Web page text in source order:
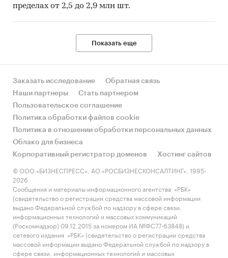
пределах от 2,5 до 2,9 млн шт.
Показать еще
Заказать исследование
Обратная связь
Наши партнеры
Стать партнером
Пользовательское соглашение
Политика обработки файлов cookie
Политика в отношении обработки персональных данных
Облако для бизнеса
Корпоративный регистратор доменов
Хостинг сайтов
© ООО «БИЗНЕСПРЕСС», АО «РОСБИЗНЕСКОНСАЛТИНГ», 1995-
2026.
Сообщения и материалы информационного агентства «РБК»
(свидетельство о регистрации средства массовой информации
выдано Федеральной службой по надзору в сфере связи,
информационных технологий и массовых коммуникаций
(Роскомнадзор) 09.12.2015 за номером ИА №ФС77-63848) и
сетевого издания «РБК» (свидетельство о регистрации средства
массовой информации выдано Федеральной службой по надзору в
сфере связи, информационных технологий и массовых